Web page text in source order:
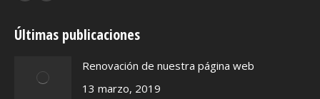
opens
new
opens
new
Últimas publicaciones
Renovación de nuestra página web
13 marzo, 2019